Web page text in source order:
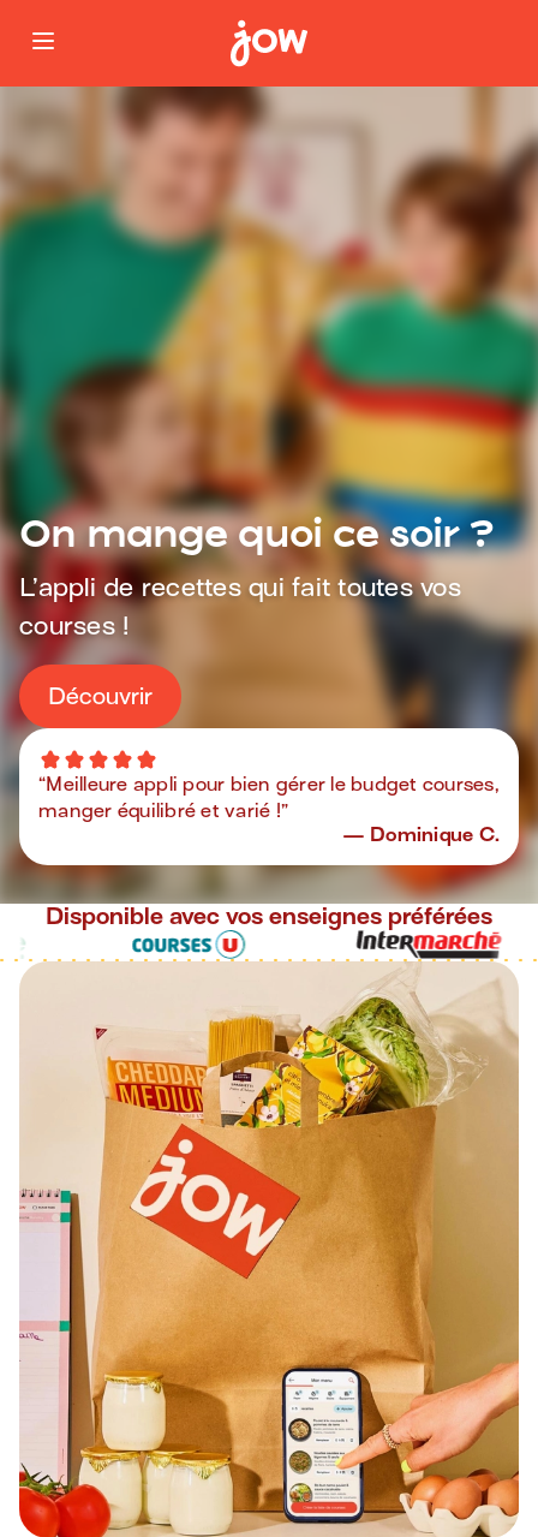
On mange quoi ce soir ?
L’appli de recettes qui fait toutes vos
courses !
Découvrir
“Meilleure appli pour bien gérer le budget courses,
manger équilibré et varié !”
Dominique C.
Disponible avec vos enseignes préférées